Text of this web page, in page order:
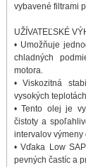
vybavené filtrami
UŽÍVATEĽSKÉ
• Umožňuje
chladných
motora.
• Viskozitná
vysokých
• Tento olej je
čistoty a
intervalov výmeny
• Vďaka Low
pevných častíc a